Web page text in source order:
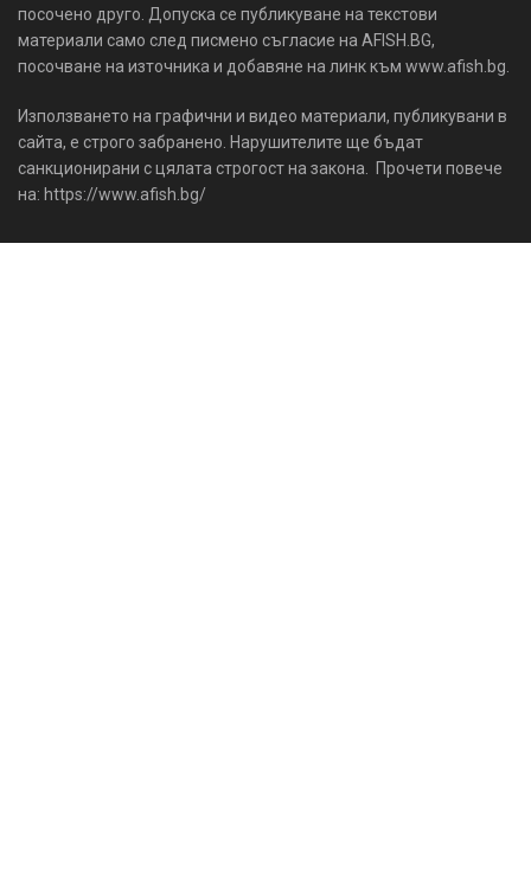
посочено друго. Допуска се публикуване на текстови
материали само след писмено съгласие на AFISH.BG,
посочване на източника и добавяне на линк към www.afish.bg.
Използването на графични и видео материали, публикувани в
сайта, е строго забранено. Нарушителите ще бъдат
санкционирани с цялата строгост на закона. Прочети повече
на: https://www.afish.bg/